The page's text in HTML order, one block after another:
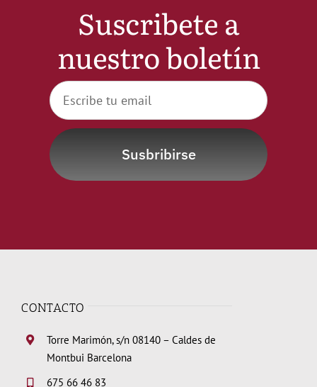
Suscribete a
nuestro boletín
Susbribirse
CONTACTO
Torre Marimón, s/n 08140 – Caldes de
Montbui Barcelona
675 66 46 83